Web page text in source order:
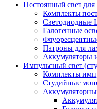
Постоянный свет для
Комплекты
Светодиодные
Галогенные
Патроны для
Аккумуляторы
Импульсный свет
Комплекты
Студийные